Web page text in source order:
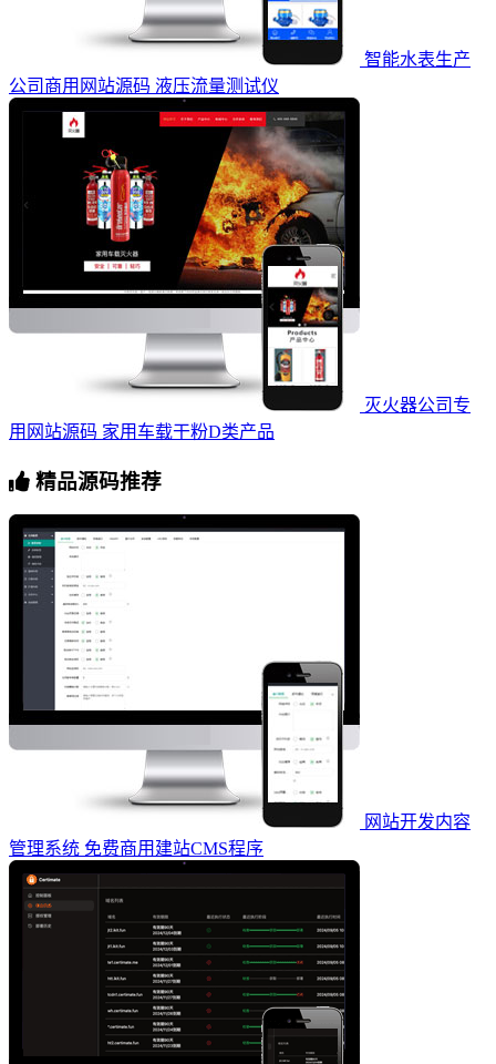
智能水表生产
公司商用网站源码 液压流量测试仪
灭火器公司专
用网站源码 家用车载干粉D类产品
精品源码推荐
网站开发内容
管理系统 免费商用建站CMS程序